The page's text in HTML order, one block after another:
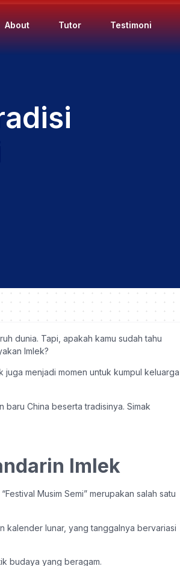
About Tutor Testimoni
dunia. Tapi, apakah kamu sudah tahu
Imlek?
menjadi momen untuk kumpul keluarga
baru China beserta tradisinya. Simak
Imlek
Musim Semi” merupakan salah satu
kalender lunar, yang tanggalnya bervariasi
budaya yang beragam.